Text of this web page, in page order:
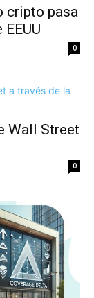
cripto pasa
0
Wall Street
0